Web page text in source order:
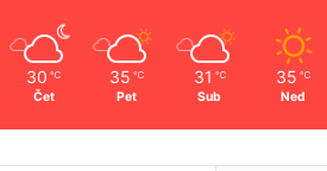
30 ℃
Čet
35 ℃
Pet
31 ℃
Sub
35 ℃
Ned